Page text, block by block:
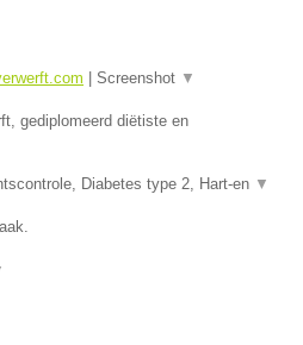
Screenshot ▼
gediplomeerd diëtiste en
Diabetes type 2, Hart-en ▼